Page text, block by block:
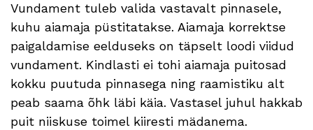
Vundament tuleb valida vastavalt pinnasele,
kuhu aiamaja püstitatakse. Aiamaja korrektse
paigaldamise eelduseks on täpselt loodi viidud
vundament. Kindlasti ei tohi aiamaja puitosad
kokku puutuda pinnasega ning raamistiku alt
peab saama õhk läbi käia. Vastasel juhul hakkab
puit niiskuse toimel kiiresti mädanema.